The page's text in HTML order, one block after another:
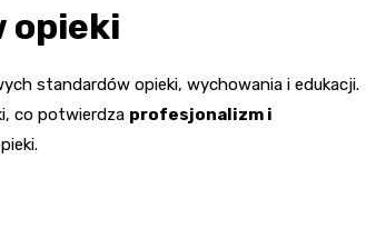
opieki
standardów opieki, wychowania i edukacji.
co potwierdza profesjonalizm i